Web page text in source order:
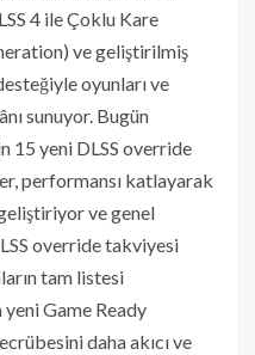
4 ile Çoklu Kare
ve geliştirilmiş
oyunları ve
sunuyor. Bugün
15 yeni DLSS override
performansı katlayarak
ve genel
override takviyesi
tam listesi
Game Ready
daha akıcı ve